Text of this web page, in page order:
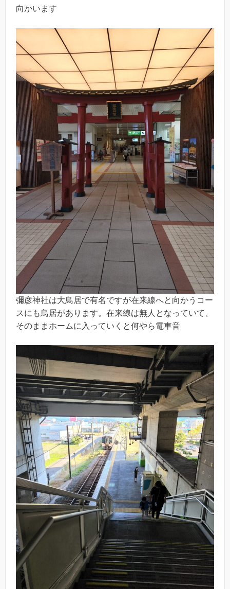
向かいます
彌彦神社は大鳥居で有名ですが在来線へと向かうコー
スにも鳥居があります。在来線は無人となっていて、
そのままホームに入っていくと何やら電車音